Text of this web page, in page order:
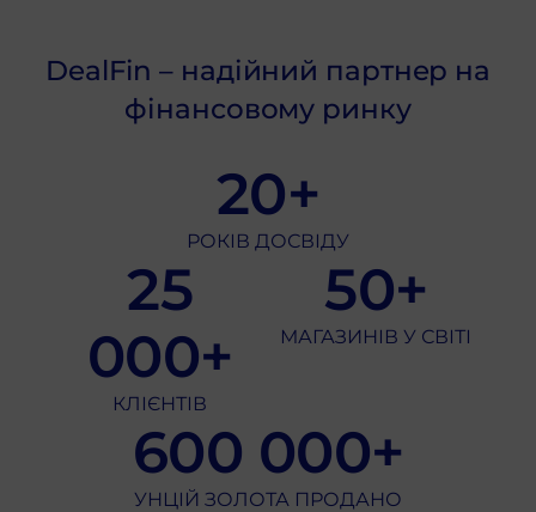
DealFin – надійний партнер на
фінансовому ринку
20+
РОКІВ ДОСВІДУ
25
000+
КЛІЄНТІВ
50+
МАГАЗИНІВ У СВІТІ
600 000+
УНЦІЙ ЗОЛОТА ПРОДАНО